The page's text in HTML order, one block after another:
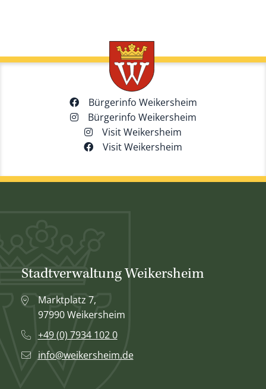
Bürgerinfo Weikersheim
Bürgerinfo Weikersheim
Visit Weikersheim
Visit Weikersheim
Stadtverwaltung Weikersheim
Marktplatz 7,
97990 Weikersheim
+49 (0) 7934 102 0
info@weikersheim.de